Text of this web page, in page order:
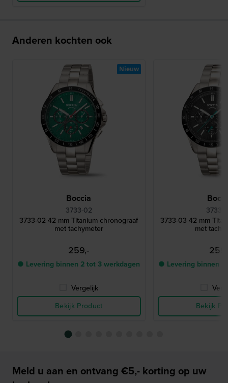
Anderen kochten ook
Boccia
3733-02
3733-02 42 mm Titanium chronograaf
met tachymeter
259,-
● Levering binnen 2 tot 3 werkdagen
Vergelijk
Bekijk Product
Nieuw
3733-
3733-03 42 mm
met
● Levering binnen
Bekijk
Meld u aan en ontvang €5,- korting op uw